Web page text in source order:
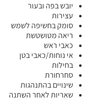
יובש בפה ובעור
עצירות
סומק בחשיפה לשמש
ריאה מטושטשת
כאבי ראש
אי נוחות/כאבי בטן
בחילות
סחרחורת
שינויים בהתנהגות
שאריות לאחר השתנה